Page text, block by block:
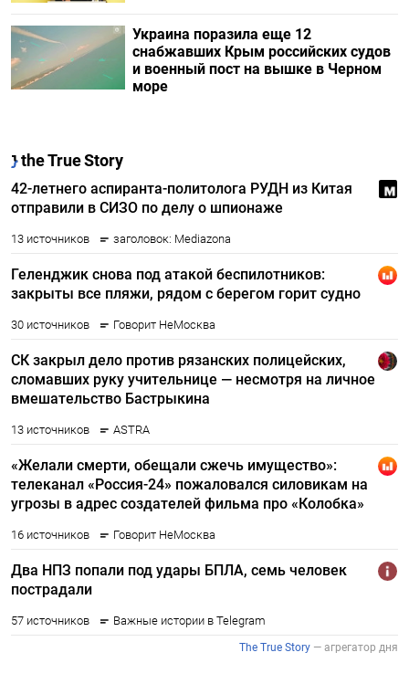
Украина поразила еще 12
снабжавших Крым российских судов
и военный пост на вышке в Черном
море